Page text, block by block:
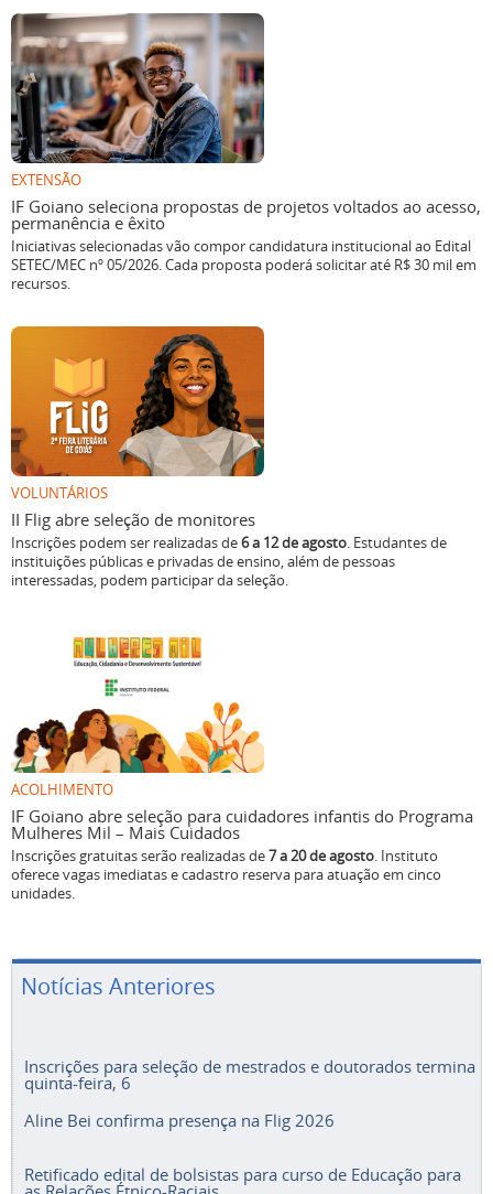
EXTENSÃO
IF Goiano seleciona propostas de projetos voltados ao acesso,
permanência e êxito
Iniciativas selecionadas vão compor candidatura institucional ao Edital
SETEC/MEC nº 05/2026. Cada proposta poderá solicitar até R$ 30 mil em
recursos.
VOLUNTÁRIOS
II Flig abre seleção de monitores
Inscrições podem ser realizadas de6 a 12 de agosto. Estudantes de
instituições públicas e privadas de ensino, além de pessoas
interessadas, podem participar da seleção.
ACOLHIMENTO
IF Goiano abre seleção para cuidadores infantis do Programa
Mulheres Mil – Mais Cuidados
Inscrições gratuitas serão realizadas de7 a 20 de agosto. Instituto
oferece vagas imediatas e cadastro reserva para atuação em cinco
unidades.
Notícias Anteriores
Inscrições para seleção de mestrados e doutorados termina
quinta-feira, 6
Aline Bei confirma presença na Flig 2026
Retificado edital de bolsistas para curso de Educação para